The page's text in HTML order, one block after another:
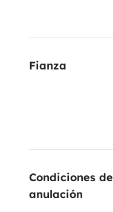
Fianza
Condiciones de
anulación